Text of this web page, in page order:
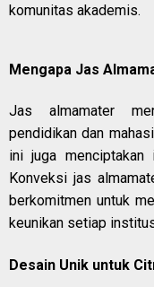
komunitas akademis.
Mengapa Jas
Jas almamater
pendidikan dan
ini juga menciptakan
Konveksi jas
berkomitmen untuk
keunikan setiap
Desain Unik untuk